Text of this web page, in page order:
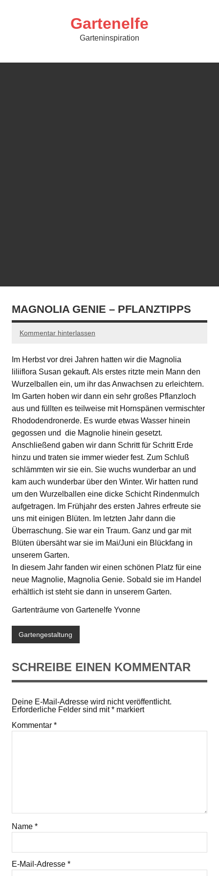
Gartenelfe
Garteninspiration
MAGNOLIA GENIE – PFLANZTIPPS
Kommentar hinterlassen
Im Herbst vor drei Jahren hatten wir die Magnolia
liliiflora Susan gekauft. Als erstes ritzte mein Mann den
Wurzelballen ein, um ihr das Anwachsen zu erleichtern.
Im Garten hoben wir dann ein sehr großes Pflanzloch
aus und füllten es teilweise mit Hornspänen vermischter
Rhododendronerde. Es wurde etwas Wasser hinein
gegossen und die Magnolie hinein gesetzt.
Anschließend gaben wir dann Schritt für Schritt Erde
hinzu und traten sie immer wieder fest. Zum Schluß
schlämmten wir sie ein. Sie wuchs wunderbar an und
kam auch wunderbar über den Winter. Wir hatten rund
um den Wurzelballen eine dicke Schicht Rindenmulch
aufgetragen. Im Frühjahr des ersten Jahres erfreute sie
uns mit einigen Blüten. Im letzten Jahr dann die
Überraschung. Sie war ein Traum. Ganz und gar mit
Blüten übersäht war sie im Mai/Juni ein Blückfang in
unserem Garten.
In diesem Jahr fanden wir einen schönen Platz für eine
neue Magnolie, Magnolia Genie. Sobald sie im Handel
erhältlich ist steht sie dann in unserem Garten.
Gartenträume von Gartenelfe Yvonne
Gartengestaltung
SCHREIBE EINEN KOMMENTAR
Deine E-Mail-Adresse wird nicht veröffentlicht.
Erforderliche Felder sind mit* markiert
Kommentar *
Name *
E-Mail-Adresse *